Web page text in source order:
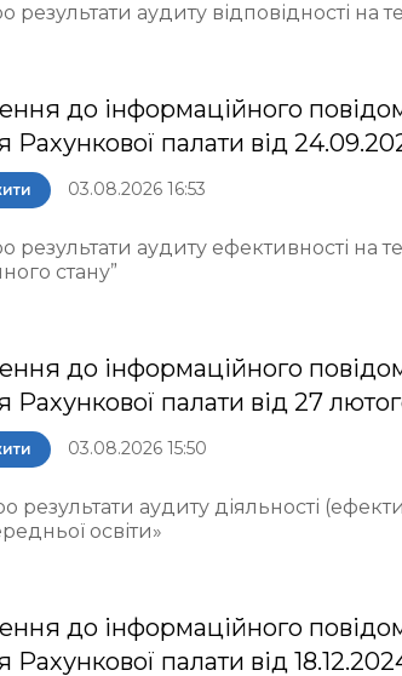
результати аудиту відповідності
до інформаційного
Рахункової палати від
03.08.2026 16:53
результати аудиту ефективності на
стану”
до інформаційного
Рахункової палати від 27
03.08.2026 15:50
результати аудиту діяльності
освіти»
до інформаційного
Рахункової палати від